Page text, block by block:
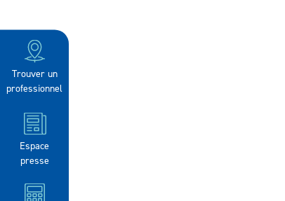
Trouver un
professionnel
Espace
presse